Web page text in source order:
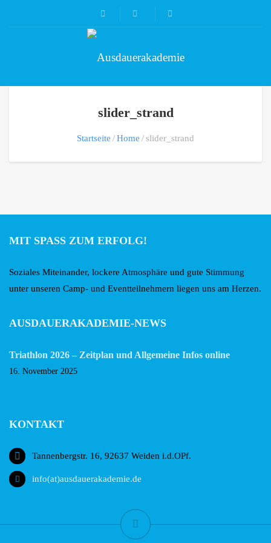
slider_strand
Startseite Home slider_strand
MIT SPASS ZUM ERFOLG!
Soziales Miteinander, lockere Atmosphäre und gute Stimmung
unter unseren Camp- und Eventteilnehmern liegen uns am Herzen.
AUSDAUERAKADEMIE-NEWS
Triathlon 2026 – Zeitplan und Allgemeine Infos online
16. November 2025
KONTAKT
Tannenbergstr. 16, 92637 Weiden i.d.OPf.
info(at)ausdauerakademie.de